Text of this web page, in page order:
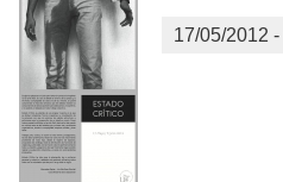
17/05/2012 -